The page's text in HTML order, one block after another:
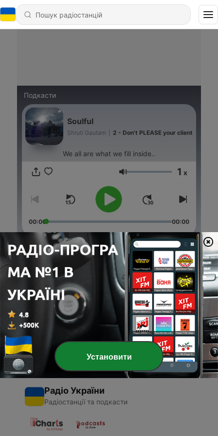
Подкасти
Soulful
Shruti Gautam 2 - Don't PLEASE your client
We all are what we fill inside..
Гучність 1 x
00:00 00:00
Епізоди
Don't PLEASE your client
28 лют. 2021
1 Soulful (Trailer)
08 лют. 2021
Радіо України
Радіостанції та подкасти
Установити